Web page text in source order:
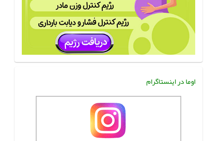
اوما در اینستاگرام